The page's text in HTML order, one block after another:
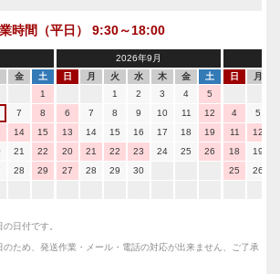
時間（平日） 9:30～18:00
金
土
1
7
8
14
15
21
22
28
29
2026年9月
日
月 火 水 木 金
土
1
2 3 4
5
6
7 8 9 10 11
12
13
14 15 16 17 18
19
20
21 22 23 24 25
26
27
28 29 30
日 月
4 5
11
12
18
19
25
26
日付です。
のため、発送作業・メール・電話の対応が出来ません、ご了承